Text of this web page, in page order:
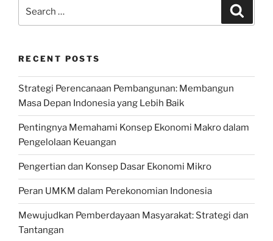
for:
RECENT POSTS
Strategi Perencanaan Pembangunan: Membangun
Masa Depan Indonesia yang Lebih Baik
Pentingnya Memahami Konsep Ekonomi Makro dalam
Pengelolaan Keuangan
Pengertian dan Konsep Dasar Ekonomi Mikro
Peran UMKM dalam Perekonomian Indonesia
Mewujudkan Pemberdayaan Masyarakat: Strategi dan
Tantangan